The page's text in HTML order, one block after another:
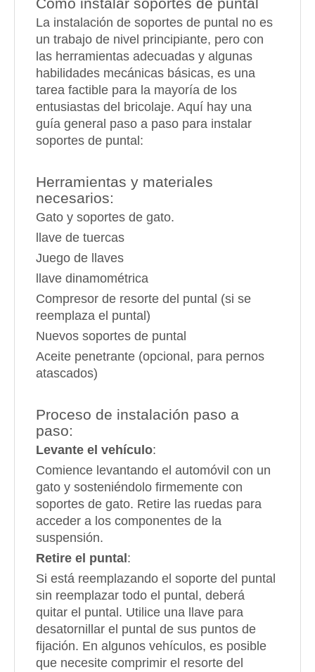
La instalación de soportes de puntal no es
un trabajo de nivel principiante, pero con
las herramientas adecuadas y algunas
habilidades mecánicas básicas, es una
tarea factible para la mayoría de los
entusiastas del bricolaje. Aquí hay una
guía general paso a paso para instalar
soportes de puntal:
Herramientas y materiales
necesarios:
Gato y soportes de gato.
llave de tuercas
Juego de llaves
llave dinamométrica
Compresor de resorte del puntal (si se
reemplaza el puntal)
Nuevos soportes de puntal
Aceite penetrante (opcional, para pernos
atascados)
Proceso de instalación paso a
paso:
Levante el vehículo:
Comience levantando el automóvil con un
gato y sosteniéndolo firmemente con
soportes de gato. Retire las ruedas para
acceder a los componentes de la
suspensión.
Retire el puntal :
Si está reemplazando el soporte del puntal
sin reemplazar todo el puntal, deberá
quitar el puntal. Utilice una llave para
desatornillar el puntal de sus puntos de
fijación. En algunos vehículos, es posible
que necesite comprimir el resorte del